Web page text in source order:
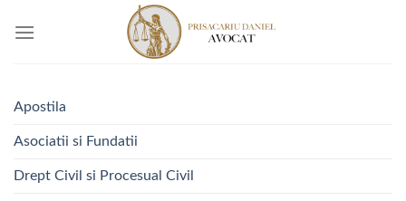
Apostila
Asociatii si Fundatii
Drept Civil si Procesual Civil